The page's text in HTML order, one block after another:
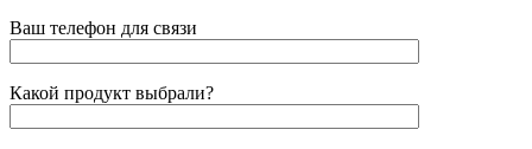
Ваш телефон для связи
Какой продукт выбрали?